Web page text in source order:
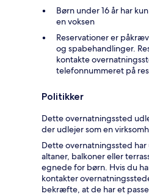
Børn under 16 år har
en voksen
Reservationer er
og spabehandlinger.
kontakte
telefonnummeret på
Politikker
Dette overnatningssted
der udlejer som en
Dette overnatningssted
altaner, balkoner eller
egnede for børn. Hvis du
kontakter
bekræfte, at de har et